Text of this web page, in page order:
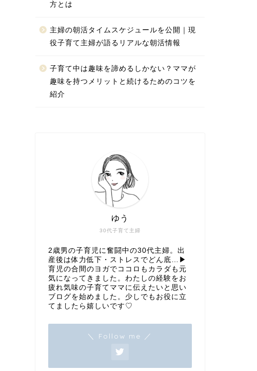
方とは
主婦の朝活タイムスケジュールを公開｜現
役子育て主婦が語るリアルな朝活情報
子育て中は趣味を諦めるしかない？ママが
趣味を持つメリットと続けるためのコツを
紹介
30代子育て主婦
ゆう
2歳男の子育児に奮闘中の30代主婦。出
産後は体力低下・ストレスでどん底…▶︎
育児の合間のヨガでココロもカラダも元
気になってきました。わたしの経験をお
疲れ気味の子育てママに伝えたいと思い
ブログを始めました。少しでもお役に立
てましたら嬉しいです♡
＼ Follow me ／